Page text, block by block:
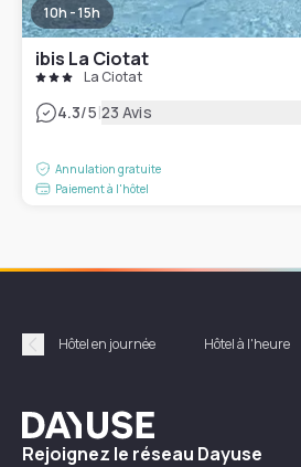
10h - 15h
ibis La Ciotat
La Ciotat
4.3/5|23 Avis
Annulation gratuite
Paiement à l'hôtel
Précédent
Hôtel en journée Hôtel à l'heure
Dayuse
Rejoignez le réseau Dayuse